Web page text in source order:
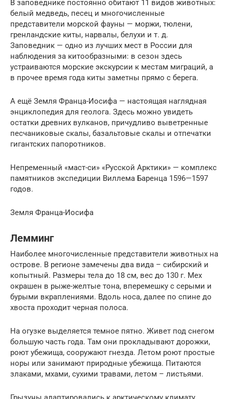
В заповеднике постоянно обитают 11 видов животных:
белый медведь, песец и многочисленные
представители морской фауны — моржи, тюлени,
гренландские киты, нарвалы, белухи и т. д.
Заповедник — одно из лучших мест в России для
наблюдения за китообразными: в сезон здесь
устраиваются морские экскурсии к местам миграций, а
в прочее время года киты заметны прямо с берега.
А ещё Земля Франца-Иосифа — настоящая наглядная
энциклопедия для геолога. Здесь можно увидеть
остатки древних вулканов, причудливо выветренные
песчаниковые скалы, базальтовые скалы и отпечатки
гигантских папоротников.
Непременный «маст-си» «Русской Арктики» — комплекс
памятников экспедиции Виллема Баренца 1596—1597
годов.
Земля Франца-Иосифа
Лемминг
Наиболее многочисленные представители животных на
острове. В регионе замечены два вида – сибирский и
копытный. Размеры тела до 18 см, вес до 130 г. Мех
окрашен в рыже-желтые тона, вперемешку с серыми и
бурыми вкраплениями. Вдоль носа, далее по спине до
хвоста проходит черная полоса.
На огузке выделяется темное пятно. Живет под снегом
большую часть года. Там они прокладывают дорожки,
роют убежища, сооружают гнезда. Летом роют простые
норы или занимают природные убежища. Питаются
злаками, мхами, сухими травами, летом – листьями.